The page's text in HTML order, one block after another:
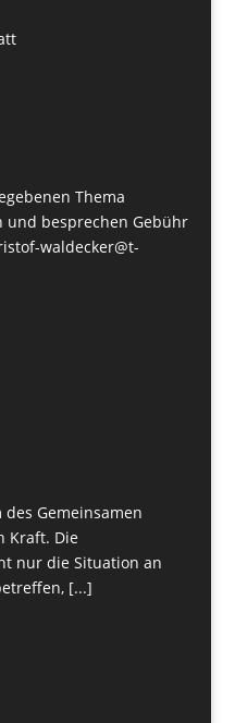
Thema
und besprechen Gebühr
waldecker@t-
Gemeinsamen
Kraft. Die
nur die Situation an
[...]